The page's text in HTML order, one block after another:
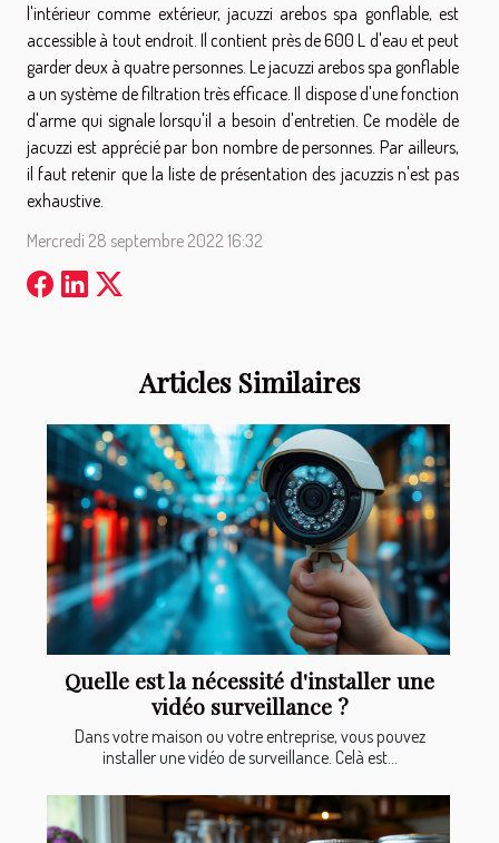
l'intérieur comme extérieur, jacuzzi arebos spa gonflable, est
accessible à tout endroit. Il contient près de 600 L d'eau et peut
garder deux à quatre personnes. Le jacuzzi arebos spa gonflable
a un système de filtration très efficace. Il dispose d'une fonction
d'arme qui signale lorsqu'il a besoin d'entretien. Ce modèle de
jacuzzi est apprécié par bon nombre de personnes. Par ailleurs,
il faut retenir que la liste de présentation des jacuzzis n'est pas
exhaustive.
Mercredi 28 septembre 2022 16:32
Articles Similaires
Quelle est la nécessité d'installer une
vidéo surveillance ?
Dans votre maison ou votre entreprise, vous pouvez
installer une vidéo de surveillance. Celà est...